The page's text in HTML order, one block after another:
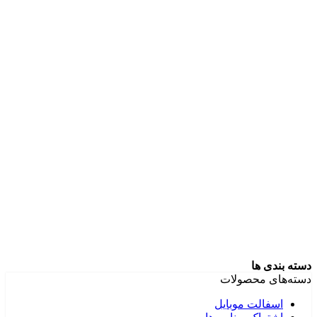
دسته بندی ها
دسته‌های محصولات
اسفالت موبایل